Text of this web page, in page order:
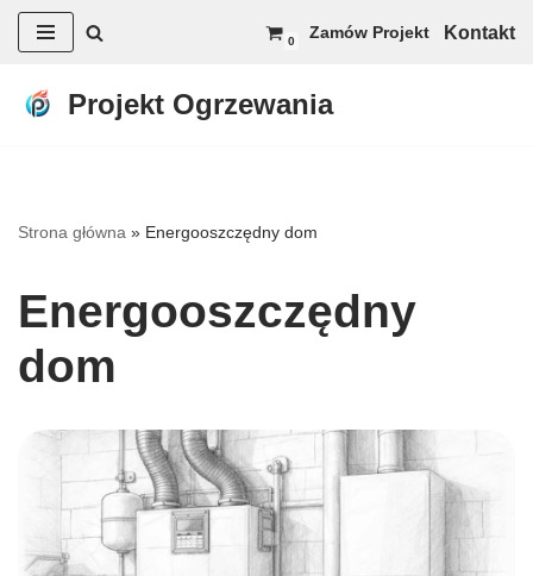
do
0 Zamów Projekt Kontakt
Projekt Ogrzewania
Strona główna » Energooszczędny dom
Energooszczędny
dom